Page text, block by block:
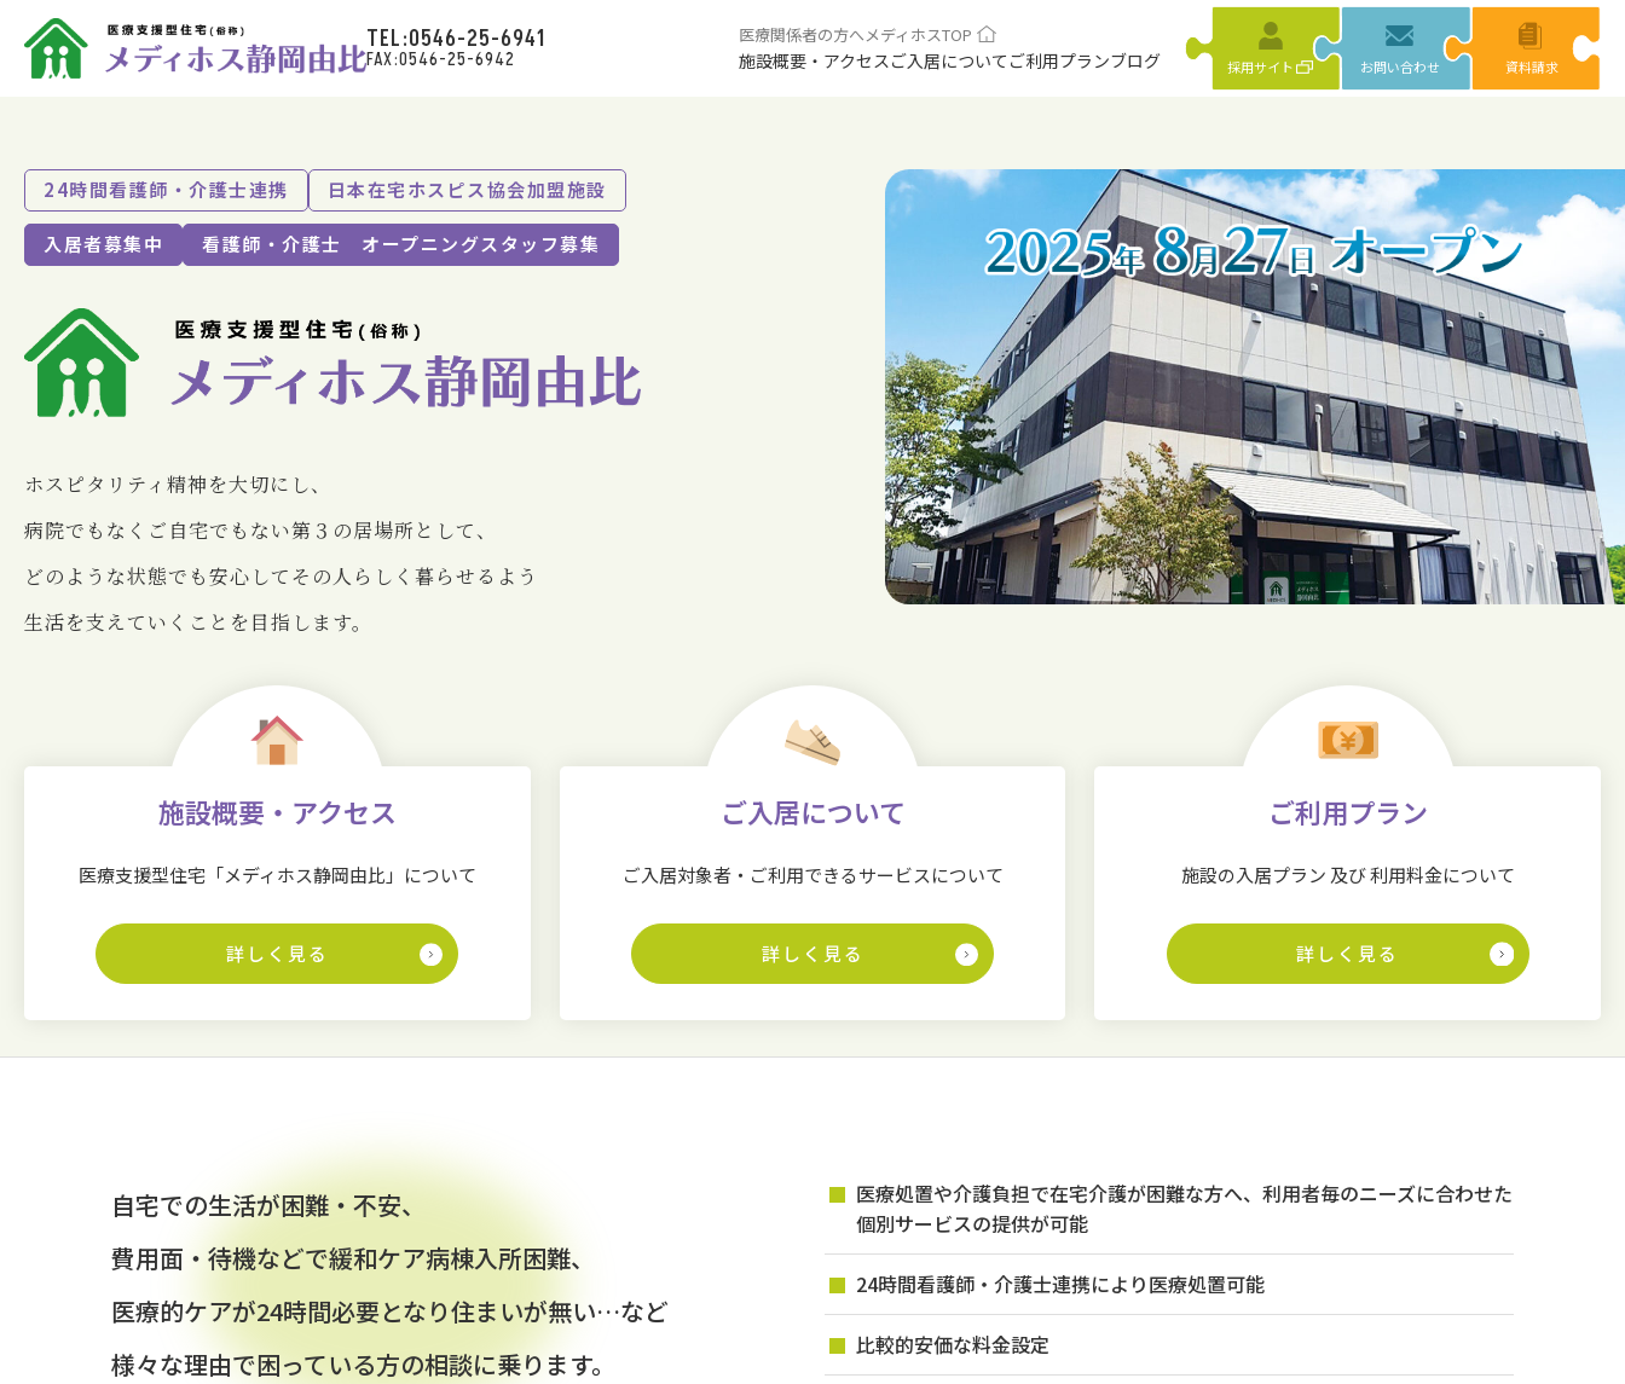
TEL:0546-25-6941
FAX:0546-25-6942
医療関係者の方へメディホスTOP
施設概要・アクセスご入居について ご利用プランブログ 採用サイト お問い合わせ 資料請求
24時間看護師・介護士連携 日本在宅ホスピス協会加盟施設
入居者募集中 看護師・介護士 オープニングスタッフ募集
ホスピタリティ精神を⼤切にし、
病院でもなくご⾃宅でもない第３の居場所として、
どのような状態でも安⼼してその⼈らしく暮らせるよう
⽣活を⽀えていくことを⽬指します。
施設概要・アクセス
医療支援型住宅「メディホス静岡由比」について
詳しく見る
ご入居について
ご入居対象者・ご利用できるサービスについて
詳しく見る
ご利用プラン
施設の入居プラン 及び 利用料金について
詳しく見る
自宅での生活が困難・不安、
費用面・待機などで緩和ケア病棟入所困難、
医療的ケアが24時間必要となり住まいが無い…など
様々な理由で困っている方の相談に乗ります。
医療処置や介護負担で在宅介護が困難な方へ、利用者毎のニーズに合わせた
個別サービスの提供が可能
24時間看護師・介護士連携により医療処置可能
比較的安価な料金設定